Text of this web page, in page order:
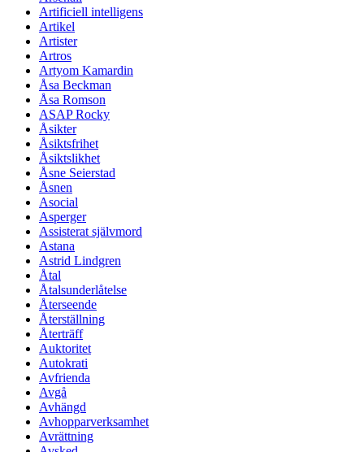
Artificiell intelligens
Artikel
Artister
Artros
Artyom Kamardin
Åsa Beckman
Åsa Romson
ASAP Rocky
Åsikter
Åsiktsfrihet
Åsiktslikhet
Åsne Seierstad
Åsnen
Asocial
Asperger
Assisterat självmord
Astana
Astrid Lindgren
Åtal
Åtalsunderlåtelse
Återseende
Återställning
Återträff
Auktoritet
Autokrati
Avfrienda
Avgå
Avhängd
Avhopparverksamhet
Avrättning